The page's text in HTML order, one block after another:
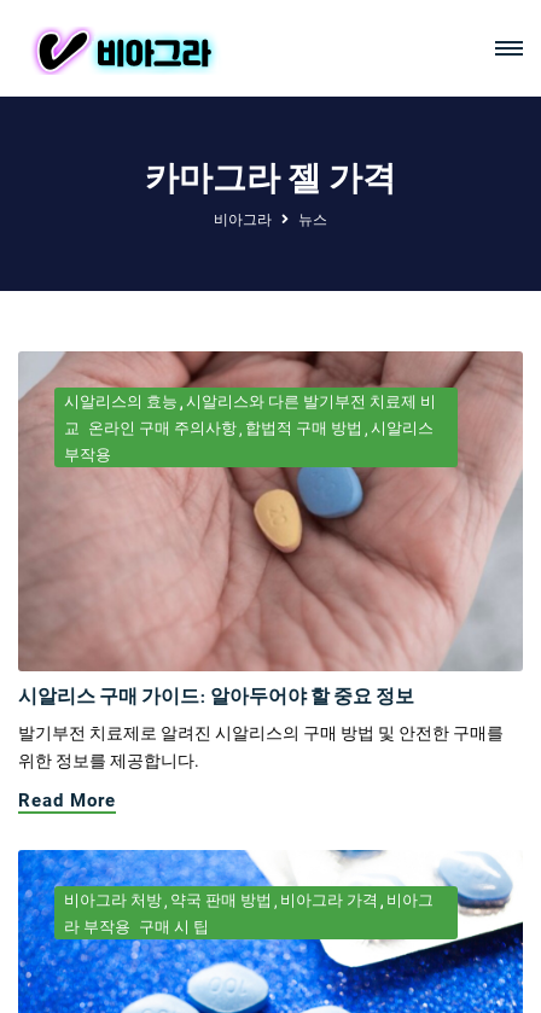
카마그라 젤 가격
비아그라 뉴스
시알리스의 효능 시알리스와 다른 발기부전 치료제 비
교 온라인 구매 주의사항 합법적 구매 방법 시알리스
부작용
시알리스 구매 가이드: 알아두어야 할 중요 정보
발기부전 치료제로 알려진 시알리스의 구매 방법 및 안전한 구매를
위한 정보를 제공합니다.
Read More
비아그라 처방 약국 판매 방법 비아그라 가격
비아그
라 부작용 구매 시 팁